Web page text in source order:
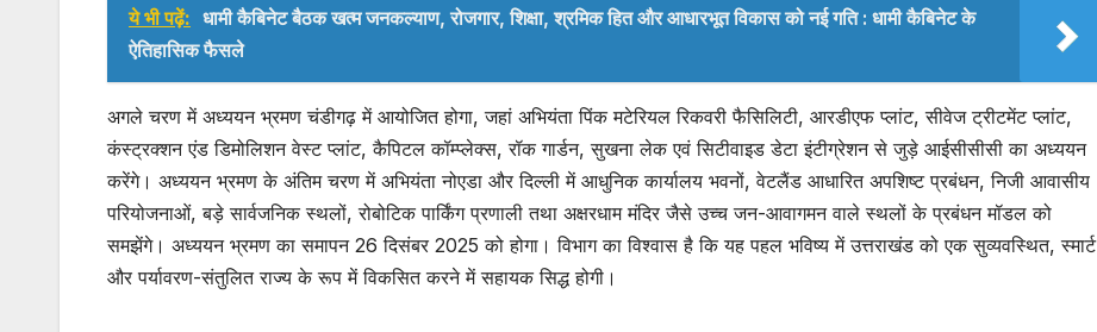
ये भी पढ़ें: धामी कैबिनेट बैठक खत्म जनकल्याण, रोजगार, शिक्षा, श्रमिक हित और आधारभूत विकास को नई गति : धामी कैबिनेट के
ऐतिहासिक फैसले
अगले चरण में अध्ययन भ्रमण चंडीगढ़ में आयोजित होगा, जहां अभियंता पिंक मटेरियल रिकवरी फैसिलिटी, आरडीएफ प्लांट, सीवेज ट्रीटमेंट प्लांट,
कंस्ट्रक्शन एंड डिमोलिशन वेस्ट प्लांट, कैपिटल कॉम्प्लेक्स, रॉक गार्डन, सुखना लेक एवं सिटीवाइड डेटा इंटीग्रेशन से जुड़े आईसीसीसी का अध्ययन
करेंगे। अध्ययन भ्रमण के अंतिम चरण में अभियंता नोएडा और दिल्ली में आधुनिक कार्यालय भवनों, वेटलैंड आधारित अपशिष्ट प्रबंधन, निजी आवासीय
परियोजनाओं, बड़े सार्वजनिक स्थलों, रोबोटिक पार्किंग प्रणाली तथा अक्षरधाम मंदिर जैसे उच्च जन-आवागमन वाले स्थलों के प्रबंधन मॉडल को
समझेंगे। अध्ययन भ्रमण का समापन 26 दिसंबर 2025 को होगा। विभाग का विश्वास है कि यह पहल भविष्य में उत्तराखंड को एक सुव्यवस्थित, स्मार्ट
और पर्यावरण-संतुलित राज्य के रूप में विकसित करने में सहायक सिद्ध होगी।